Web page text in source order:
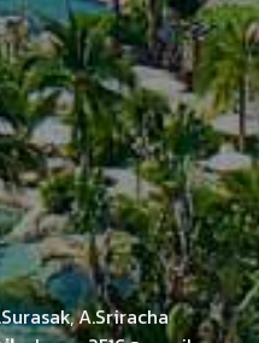
A.Sriracha